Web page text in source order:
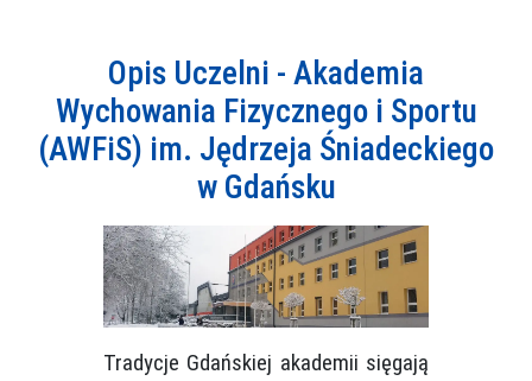
Opis Uczelni - Akademia
Wychowania Fizycznego i Sportu
(AWFiS) im. Jędrzeja Śniadeckiego
w Gdańsku
Tradycje Gdańskiej akademii sięgają